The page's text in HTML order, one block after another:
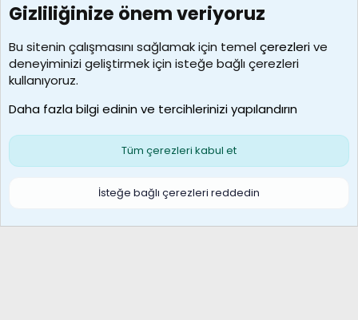
7390
Kullanıcılar
MosesBrownHayranı
Son üye
Çerezler
S
Gizliliğinize önem veriyoruz
Bu sitenin çalışmasını sağlamak için temelçerezlerive
deneyiminizi geliştirmek için isteğe bağlı çerezleri
kullanıyoruz.
Daha fazla bilgi edinin ve tercihlerinizi yapılandırın
Tüm çerezleri kabul et
İsteğe bağlı çerezleri reddedin